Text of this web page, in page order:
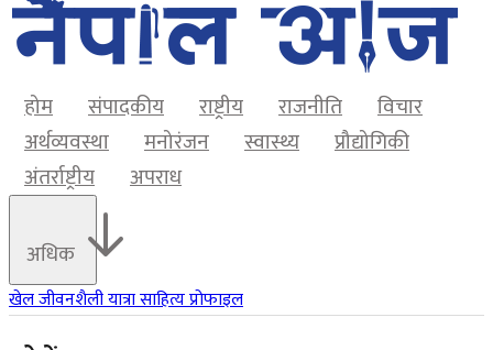
होम संपादकीय राष्ट्रीय राजनीति
विचार
अर्थव्यवस्था
मनोरंजन स्वास्थ्य
प्रौद्योगिकी
अंतर्राष्ट्रीय
अपराध
अधिक
खेलजीवनशैलीयात्रासाहित्यप्रोफाइल